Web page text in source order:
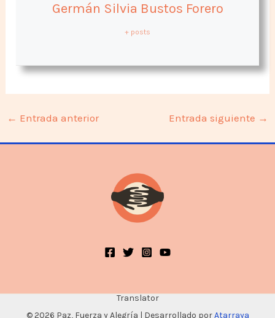
Germán Silvia Bustos Forero
+ posts
← Entrada anterior Entrada siguiente →
Translator
© 2026 Paz, Fuerza y Alegría | Desarrollado porAtarraya